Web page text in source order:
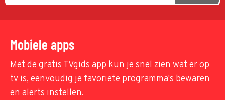
Mobiele apps
Met de gratis TVgids app kun je snel zien wat er op
tv is, eenvoudig je favoriete programma's bewaren
en alerts instellen.